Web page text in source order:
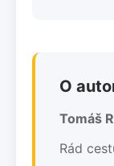
O
Tomáš
Rád